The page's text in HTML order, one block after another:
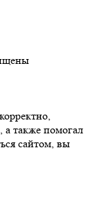
а также помогал
сайтом, вы